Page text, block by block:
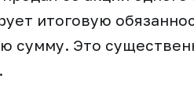
итоговую
сумму. Это